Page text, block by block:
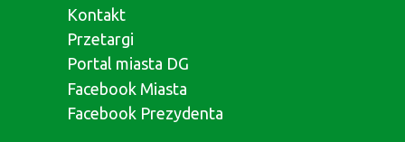
Kontakt
Przetargi
Portal miasta DG
Facebook Miasta
Facebook Prezydenta